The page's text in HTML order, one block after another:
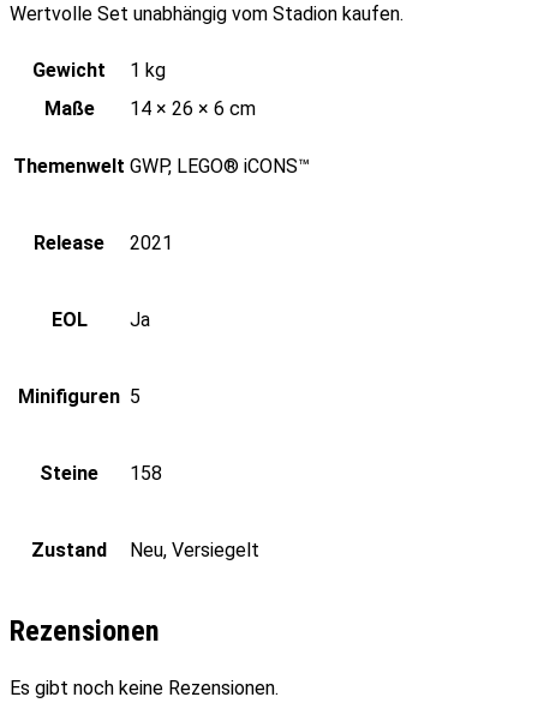
Wertvolle Set unabhängig vom Stadion kaufen.
Gewicht
1 kg
Maße
14 × 26 × 6 cm
Themenwelt GWP, LEGO® iCONS™
Release 2021
EOL Ja
Minifiguren 5
Steine 158
Zustand Neu, Versiegelt
Rezensionen
Es gibt noch keine Rezensionen.